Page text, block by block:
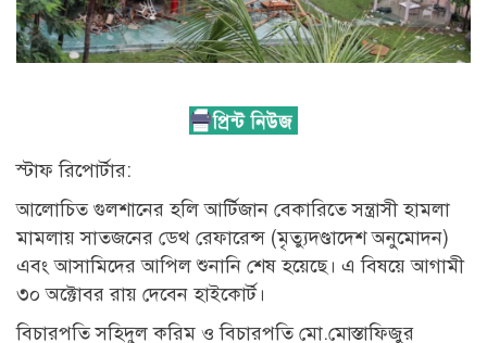
স্টাফ রিপোর্টার:
আলোচিত গুলশানের হলি আর্টিজান বেকারিতে সন্ত্রাসী হামলা
মামলায় সাতজনের ডেথ রেফারেন্স (মৃত্যুদণ্ডাদেশ অনুমোদন)
এবং আসামিদের আপিল শুনানি শেষ হয়েছে। এ বিষয়ে আগামী
৩০ অক্টোবর রায় দেবেন হাইকোর্ট।
বিচারপতি সহিদুল করিম ও বিচারপতি মো.মোস্তাফিজুর